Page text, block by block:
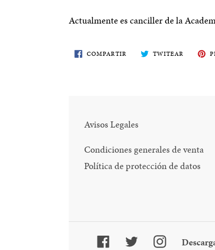
Actualmente es canciller de la
COMPARTIR COMPARTETWITEAR TWITEA
EN
Avisos Legales
Condiciones generales de venta
Política de protección de datos
Facebook TwitterInstagram